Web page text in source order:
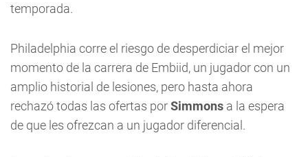
temporada.
Philadelphia corre el riesgo de desperdiciar el mejor
momento de la carrera de Embiid, un jugador con un
amplio historial de lesiones, pero hasta ahora
rechazó todas las ofertas porSimmons a la espera
de que les ofrezcan a un jugador diferencial.